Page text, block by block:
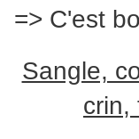
=> C'est
Sangle,
crin,